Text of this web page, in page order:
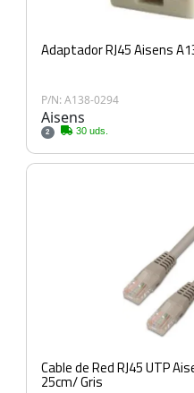
Adaptador RJ45 Aisens
P/N: A138-0294
Aisens
2 30 uds.
Cable de Red RJ45 UTP
25cm/ Gris